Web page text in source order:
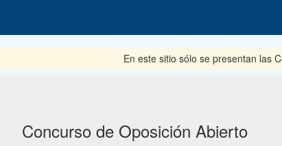
En este sitio sólo se presentan las
Concurso de Oposición Abierto